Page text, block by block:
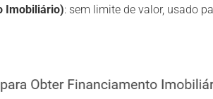
Imobiliário): sem limite de valor, usado